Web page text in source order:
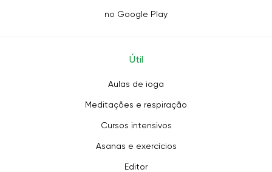
no Google Play
Útil
Aulas de ioga
Meditações e respiração
Cursos intensivos
Asanas e exercícios
Editor